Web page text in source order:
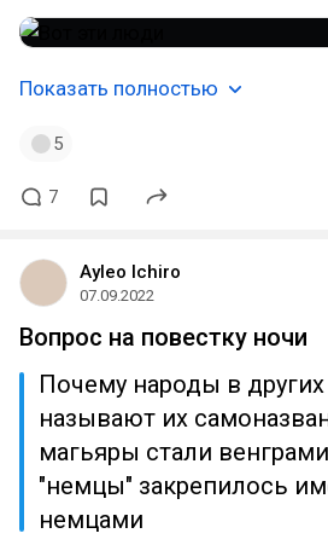
Показать полностью
5
7
Ayleo Ichiro
07.09.2022
Вопрос на повестку ночи
Почему народы в
называют их
магьяры стали
"немцы" закрепилось
немцами